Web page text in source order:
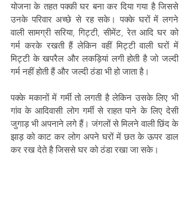
योजना के तहत पक्की घर बना कर दिया गया है जिससे
उनके परिवार अच्छे से रह सके। पक्के घरों में लगने
वाली सामग्री सरिया, गिट्टी, सीमेंट, रेत आदि घर को
गर्म करके रखती हैं लेकिन वहीं मिट्टी वाली घरों में
मिट्टी के खपरैल और लकड़ियां लगी होती है जो जल्दी
गर्म नहीं होती हैं और जल्दी ठंडा भी हो जाता है।
पक्के मकानों में गर्मी तो लगती है लेकिन उसके लिए भी
गांव के आदिवासी लोग गर्मी से राहत पाने के लिए देसी
जुगाड़ भी अपनाने लगे हैं। जंगलों से मिलने वाली छिंद के
झाड़ को काट कर लोग अपने घरों में छत के ऊपर डाल
कर रख देते है जिससे घर को ठंडा रखा जा सके।